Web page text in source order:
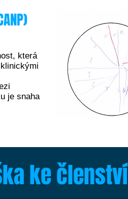
která
je snaha
ke členství